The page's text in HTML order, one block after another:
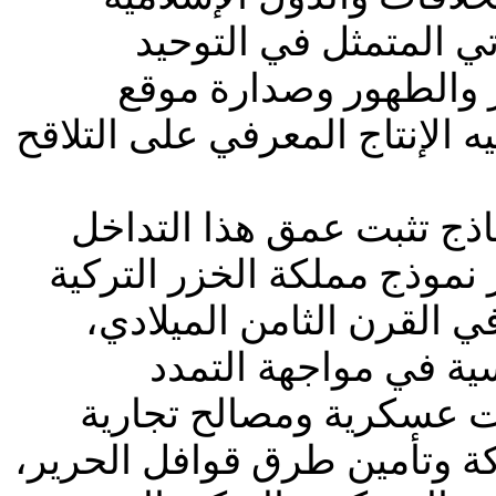
المتمثل في التوحيد
والطهور وصدارة موقع
المعرفي على التلاقح
تثبت عمق هذا التداخل
مملكة الخزر التركية
القرن الثامن الميلادي،
في مواجهة التمدد
عسكرية ومصالح تجارية
وتأمين طرق قوافل الحرير،